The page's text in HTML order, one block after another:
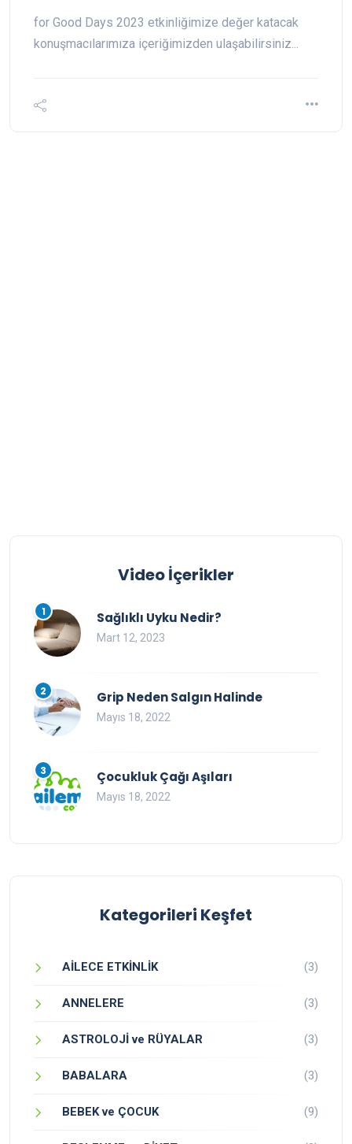
for Good Days 2023 etkinliğimize değer katacak
konuşmacılarımıza içeriğimizden ulaşabilirsiniz...
Video İçerikler
1 Sağlıklı Uyku Nedir?
Mart 12, 2023
2 Grip Neden Salgın Halinde
Mayıs 18, 2022
3 Çocukluk Çağı Aşıları
Mayıs 18, 2022
Kategorileri Keşfet
AİLECE ETKİNLİK (3)
ANNELERE (3)
ASTROLOJİ ve RÜYALAR (3)
BABALARA (3)
BEBEK ve ÇOCUK (9)